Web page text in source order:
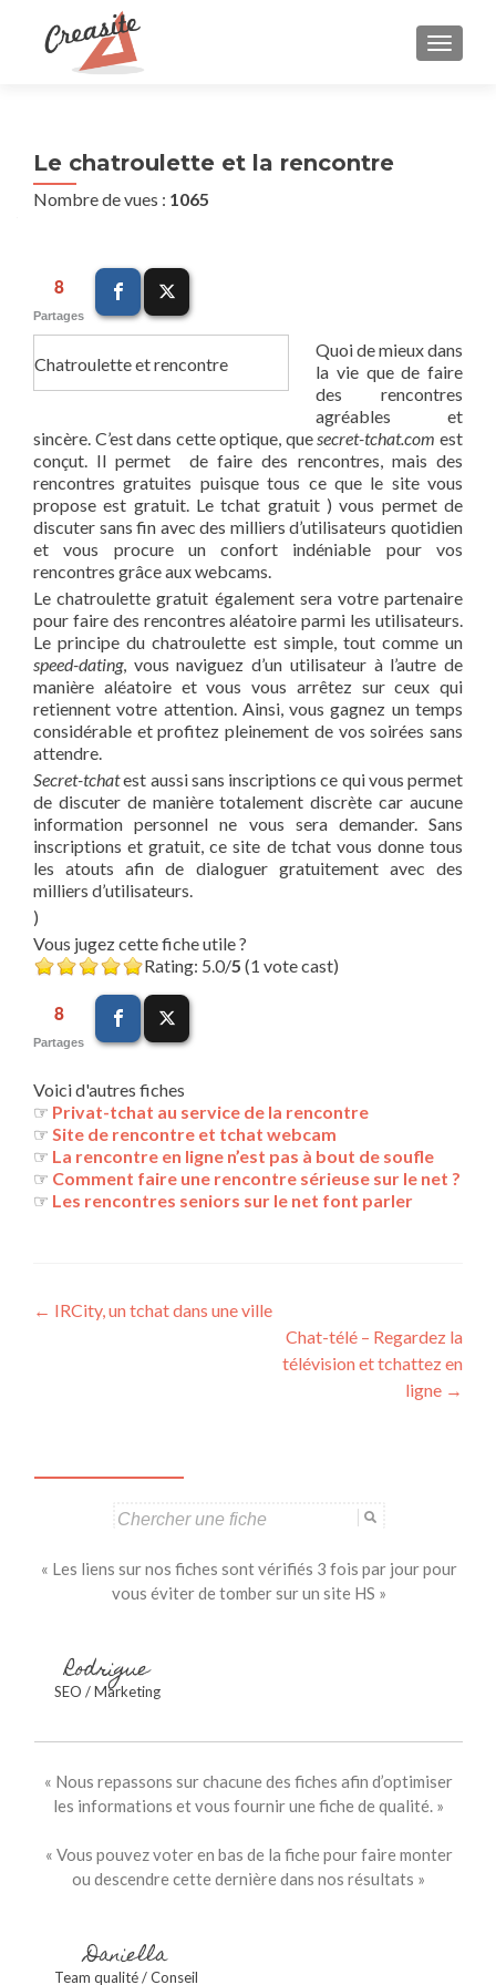
Le chatroulette et la rencontre
Nombre de vues : 1065
8
Partages
Chatroulette et rencontre
Quoi de mieux dans
la vie que de faire
des rencontres
agréables et
sincère. C’est dans cette optique, quesecret-tchat.com est
conçut. Il permet de faire des rencontres, mais des
rencontres gratuites puisque tous ce que le site vous
propose est gratuit. Le tchat gratuit ) vous permet de
discuter sans fin avec des milliers d’utilisateurs quotidien
et vous procure un confort indéniable pour vos
rencontres grâce aux webcams.
Le chatroulette gratuit également sera votre partenaire
pour faire des rencontres aléatoire parmi les utilisateurs.
Le principe du chatroulette est simple, tout comme un
speed-dating, vous naviguez d’un utilisateur à l’autre de
manière aléatoire et vous vous arrêtez sur ceux qui
retiennent votre attention. Ainsi, vous gagnez un temps
considérable et profitez pleinement de vos soirées sans
attendre.
Secret-tchatest aussi sans inscriptions ce qui vous permet
de discuter de manière totalement discrète car aucune
information personnel ne vous sera demander. Sans
inscriptions et gratuit, ce site de tchat vous donne tous
les atouts afin de dialoguer gratuitement avec des
milliers d’utilisateurs.
)
Vous jugez cette fiche utile ?
Rating: 5.0/5 (1 vote cast)
8
Partages
Voici d'autres fiches
☞ Privat-tchat au service de la rencontre
☞ Site de rencontre et tchat webcam
☞ La rencontre en ligne n’est pas à bout de soufle
☞ Comment faire une rencontre sérieuse sur le net ?
☞ Les rencontres seniors sur le net font parler
Navigation
← IRCity, un tchat dans une ville
Chat-télé – Regardez la
télévision et tchattez en
ligne →
« Les liens sur nos fiches sont vérifiés 3 fois par jour pour
vous éviter de tomber sur un site HS »
Rodrigue
SEO / Marketing
« Nous repassons sur chacune des fiches afin d’optimiser
les informations et vous fournir une fiche de qualité. »
« Vous pouvez voter en bas de la fiche pour faire monter
ou descendre cette dernière dans nos résultats »
Daniella
Team qualité / Conseil